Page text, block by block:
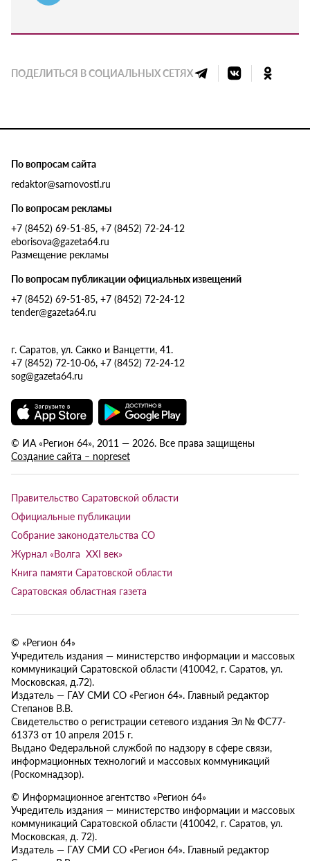
ПОДЕЛИТЬСЯ В СОЦИАЛЬНЫХ СЕТЯХ
По вопросам сайта
redaktor@sarnovosti.ru
По вопросам рекламы
+7 (8452) 69-51-85, +7 (8452) 72-24-12
eborisova@gazeta64.ru
Размещение рекламы
По вопросам публикации официальных извещений
+7 (8452) 69-51-85, +7 (8452) 72-24-12
tender@gazeta64.ru
г. Саратов, ул. Сакко и Ванцетти, 41.
+7 (8452) 72-10-06, +7 (8452) 72-24-12
sog@gazeta64.ru
© ИА «Регион 64», 2011 — 2026. Все права защищены
Создание сайта – nopreset
Правительство Саратовской области
Официальные публикации
Собрание законодательства СО
Журнал «Волга XXI век»
Книга памяти Саратовской области
Саратовская областная газета
© «Регион 64»
Учредитель издания — министерство информации и массовых
коммуникаций Саратовской области (410042, г. Саратов, ул.
Московская, д.72).
Издатель — ГАУ СМИ СО «Регион 64». Главный редактор
Степанов В.В.
Свидетельство о регистрации сетевого издания Эл № ФС77-
61373 от 10 апреля 2015 г.
Выдано Федеральной службой по надзору в сфере связи,
информационных технологий и массовых коммуникаций
(Роскомнадзор).
© Информационное агентство «Регион 64»
Учредитель издания — министерство информации и массовых
коммуникаций Саратовской области (410042, г. Саратов, ул.
Московская, д. 72).
Издатель — ГАУ СМИ СО «Регион 64». Главный редактор